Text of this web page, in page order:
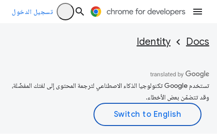
تسجيل الدخول
Docs
Identity
تستخدم Google تكنولوجيا الذكاء الاصطناعي لترجمة المحتوى إلى لغتك المفضّلة،
وقد تتضمّن بعض الأخطاء.